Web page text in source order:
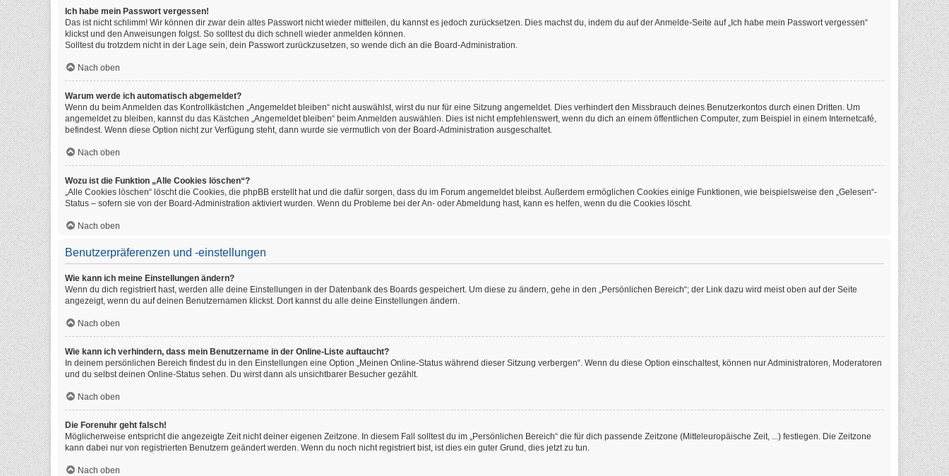
Ich habe mein Passwort vergessen!
Das ist nicht schlimm! Wir können dir zwar dein altes Passwort nicht wieder mitteilen, du kannst es jedoch zurücksetzen. Dies machst du, indem du auf der Anmelde-Seite auf „Ich habe mein Passwort vergessen“
klickst und den Anweisungen folgst. So solltest du dich schnell wieder anmelden können.
Solltest du trotzdem nicht in der Lage sein, dein Passwort zurückzusetzen, so wende dich an die Board-Administration.
Nach oben
Warum werde ich automatisch abgemeldet?
Wenn du beim Anmelden das Kontrollkästchen „Angemeldet bleiben“ nicht auswählst, wirst du nur für eine Sitzung angemeldet. Dies verhindert den Missbrauch deines Benutzerkontos durch einen Dritten. Um
angemeldet zu bleiben, kannst du das Kästchen „Angemeldet bleiben“ beim Anmelden auswählen. Dies ist nicht empfehlenswert, wenn du dich an einem öffentlichen Computer, zum Beispiel in einem Internetcafé,
befindest. Wenn diese Option nicht zur Verfügung steht, dann wurde sie vermutlich von der Board-Administration ausgeschaltet.
Nach oben
Wozu ist die Funktion „Alle Cookies löschen“?
„Alle Cookies löschen“ löscht die Cookies, die phpBB erstellt hat und die dafür sorgen, dass du im Forum angemeldet bleibst. Außerdem ermöglichen Cookies einige Funktionen, wie beispielsweise den „Gelesen“-
Status – sofern sie von der Board-Administration aktiviert wurden. Wenn du Probleme bei der An- oder Abmeldung hast, kann es helfen, wenn du die Cookies löscht.
Nach oben
Benutzerpräferenzen und -einstellungen
Wie kann ich meine Einstellungen ändern?
Wenn du dich registriert hast, werden alle deine Einstellungen in der Datenbank des Boards gespeichert. Um diese zu ändern, gehe in den „Persönlichen Bereich“; der Link dazu wird meist oben auf der Seite
angezeigt, wenn du auf deinen Benutzernamen klickst. Dort kannst du alle deine Einstellungen ändern.
Nach oben
Wie kann ich verhindern, dass mein Benutzername in der Online-Liste auftaucht?
In deinem persönlichen Bereich findest du in den Einstellungen eine Option „Meinen Online-Status während dieser Sitzung verbergen“. Wenn du diese Option einschaltest, können nur Administratoren, Moderatoren
und du selbst deinen Online-Status sehen. Du wirst dann als unsichtbarer Besucher gezählt.
Nach oben
Die Forenuhr geht falsch!
Möglicherweise entspricht die angezeigte Zeit nicht deiner eigenen Zeitzone. In diesem Fall solltest du im „Persönlichen Bereich“ die für dich passende Zeitzone (Mitteleuropäische Zeit, ...) festlegen. Die Zeitzone
kann dabei nur von registrierten Benutzern geändert werden. Wenn du noch nicht registriert bist, ist dies ein guter Grund, dies jetzt zu tun.
Nach oben